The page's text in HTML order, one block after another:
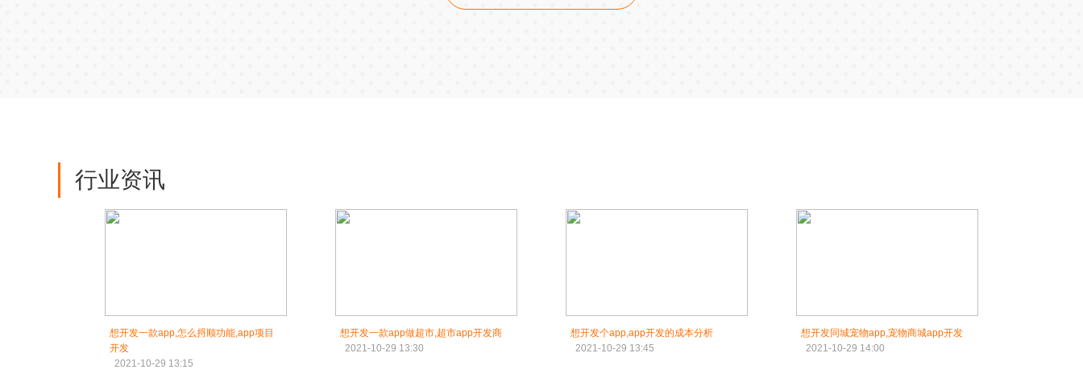
行业资讯
想开发一款app,怎么捋顺功能,app项目
开发
2021-10-29 13:15
想开发一款app做超市,超市app开发商
2021-10-29 13:30
想开发个app,app开发的成本分析
2021-10-29 13:45
想开发同城宠物app,宠物商城app开发
2021-10-29 14:00